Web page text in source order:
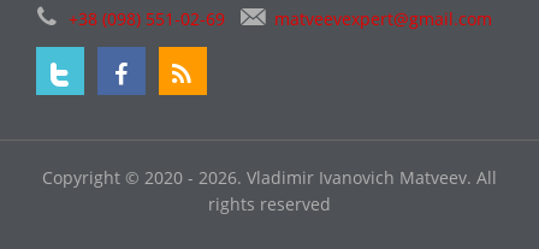
+38 (098) 551-02-69 matveevexpert@gmail.com
Copyright © 2020 - 2026. Vladimir Ivanovich Matveev. All
rights reserved